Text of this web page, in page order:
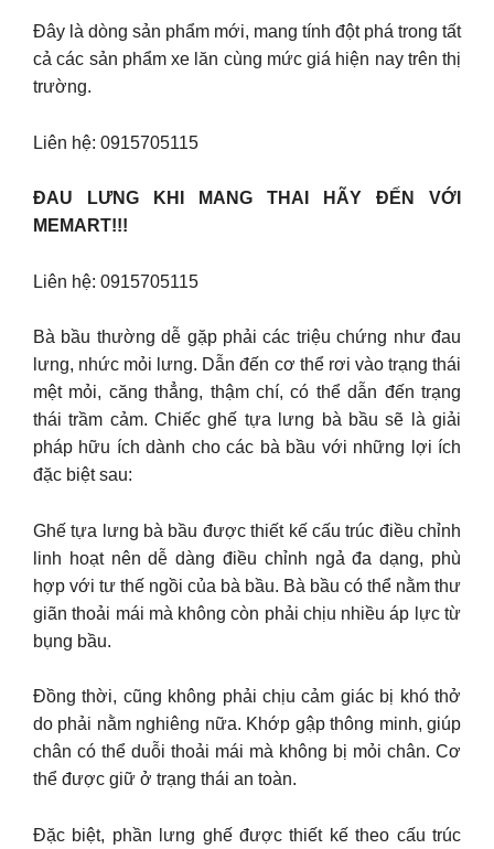
Đây là dòng sản phẩm mới, mang tính đột phá trong tất
cả các sản phẩm xe lăn cùng mức giá hiện nay trên thị
trường.
Liên hệ: 0915705115
ĐAU LƯNG KHI MANG THAI HÃY ĐẾN VỚI
MEMART!!!
Liên hệ: 0915705115
Bà bầu thường dễ gặp phải các triệu chứng như đau
lưng, nhức mỏi lưng. Dẫn đến cơ thể rơi vào trạng thái
mệt mỏi, căng thẳng, thậm chí, có thể dẫn đến trạng
thái trầm cảm. Chiếc ghế tựa lưng bà bầu sẽ là giải
pháp hữu ích dành cho các bà bầu với những lợi ích
đặc biệt sau:
Ghế tựa lưng bà bầu được thiết kế cấu trúc điều chỉnh
linh hoạt nên dễ dàng điều chỉnh ngả đa dạng, phù
hợp với tư thế ngồi của bà bầu. Bà bầu có thể nằm thư
giãn thoải mái mà không còn phải chịu nhiều áp lực từ
bụng bầu.
Đồng thời, cũng không phải chịu cảm giác bị khó thở
do phải nằm nghiêng nữa. Khớp gập thông minh, giúp
chân có thể duỗi thoải mái mà không bị mỏi chân. Cơ
thể được giữ ở trạng thái an toàn.
Đặc biệt, phần lưng ghế được thiết kế theo cấu trúc